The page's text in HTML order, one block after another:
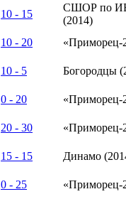
10 - 15
СШОР по
(2014)
10 - 20
«Приморец-
10 - 5
Богородцы
0 - 20
«Приморец-
20 - 30
«Приморец-
15 - 15
Динамо
0 - 25
«Приморец-